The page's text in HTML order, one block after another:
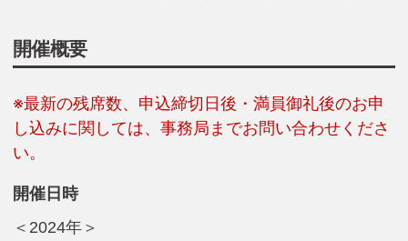
開催概要
※最新の残席数、申込締切日後・満員御礼後のお申
し込みに関しては、事務局までお問い合わせくださ
い。
開催日時
＜2024年＞